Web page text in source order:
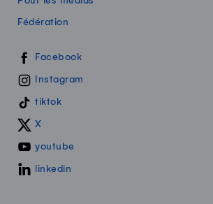
Fédération
Swissmilk sur les réseaux sociaux
Facebook
Instagram
tiktok
X
youtube
linkedin